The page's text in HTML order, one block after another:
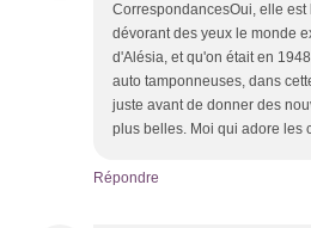
CorrespondancesOui, elle
dévorant des yeux le monde
d'Alésia, et qu'on était en
auto tamponneuses, dans
juste avant de donner des
plus belles. Moi qui adore les
Répondre